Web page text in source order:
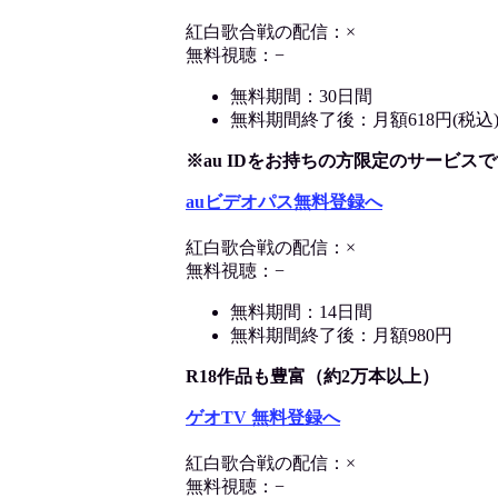
紅白歌合戦の配信：×
無料視聴：−
無料期間：30日間
無料期間終了後：月額618円(税込)
※au IDをお持ちの方限定のサービス
auビデオパス無料登録へ
紅白歌合戦の配信：×
無料視聴：−
無料期間：14日間
無料期間終了後：月額980円
R18作品も豊富（約2万本以上）
ゲオTV 無料登録へ
紅白歌合戦の配信：×
無料視聴：−